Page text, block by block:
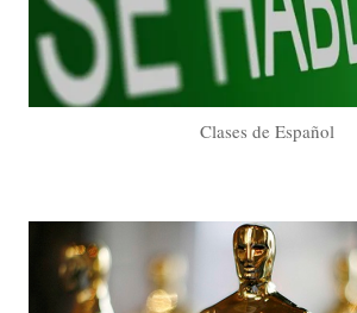
Clases de Español